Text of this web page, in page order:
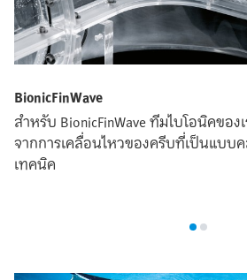
BionicFinWave
สำหรับ BionicFinWave ทีมไบโอนิคของ
จากการเคลื่อนไหวของครีบที่เป็นแบบ
เทคนิค